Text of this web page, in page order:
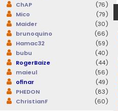
ChAP
(76)
Mico
(79)
Maider
(30)
brunoquino
(66)
Hamac32
(59)
bubu
(40)
RogerBaize
(44)
maieul
(56)
ofinar
(49)
PHEDON
(83)
ChristianF
(60)